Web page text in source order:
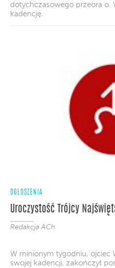
dotychczasowego przeora o.
kadencję.
OGŁOSZENIA
Uroczystość Trójcy
Redakcja ACh
W minionym tygodniu, ojciec
swojej kadencji, zakończył